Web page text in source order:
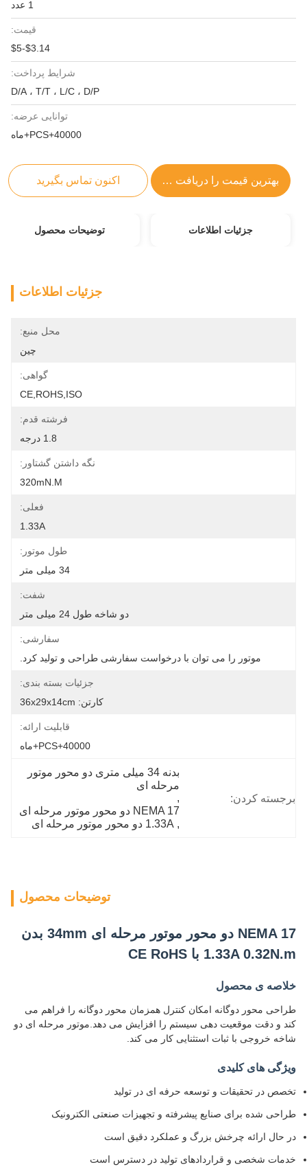
قیمت:
$3.14-$5
شرایط پرداخت:
D/A ، T/T ، L/C ، D/P
توانایی عرضه:
40000+PCS+ماه
بهترین قیمت را دریافت کنید اکنون تماس بگیرید
جزئیات اطلاعات توضیحات محصول
جزئیات اطلاعات
محل منبع:
چین
گواهی:
CE,ROHS,ISO
فرشته قدم:
1.8 درجه
نگه داشتن گشتاور:
320mN.m
فعلی:
1.33A
طول موتور:
34 میلی متر
شفت:
دو شاخه طول 24 میلی متر
سفارشی:
موتور را می توان با درخواست سفارشی طراحی و تولید کرد.
جزئیات بسته بندی:
کارتن: 36x29x14cm
قابلیت ارائه:
40000+PCS+ماه
برجسته کردن:
بدنه 34 میلی متری دو محور موتور
مرحله ای
,
NEMA 17 دو محور موتور مرحله ای
, 1.33A دو محور موتور مرحله ای
توضیحات محصول
NEMA 17 دو محور موتور مرحله ای 34mm بدن
1.33A 0.32N.m با CE RoHS
خلاصه ی محصول
طراحی محور دوگانه امکان کنترل همزمان محور دوگانه را فراهم می
کند و دقت موقعیت دهی سیستم را افزایش می دهد.موتور مرحله ای دو
شاخه خروجی با ثبات استثنایی کار می کند.
ویژگی های کلیدی
تخصص در تحقیقات و توسعه حرفه ای در تولید
طراحی شده برای صنایع پیشرفته و تجهیزات صنعتی الکترونیک
در حال ارائه چرخش بزرگ و عملکرد دقیق است
خدمات شخصی و قراردادهای تولید در دسترس است